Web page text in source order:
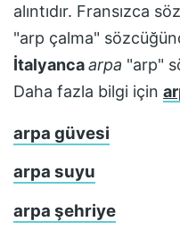
alıntıdır. Fransızca
"arp çalma"
İtalyancaarpa "arp"
Daha fazla bilgi için
arpa güvesi
arpa suyu
arpa şehriye